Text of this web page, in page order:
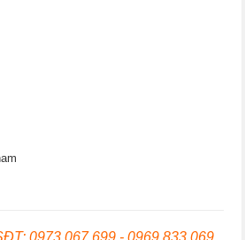
0973.067.699 - 0969.833.069,